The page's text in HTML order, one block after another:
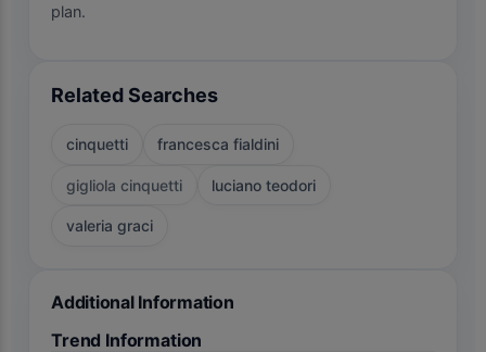
plan.
Related Searches
cinquetti francesca fialdini
gigliola cinquetti luciano teodori
valeria graci
Additional Information
Trend Information